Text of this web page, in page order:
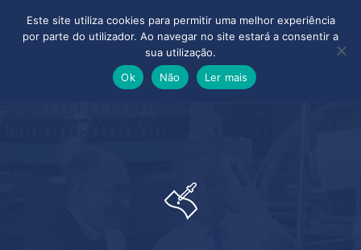
Este site utiliza cookies para permitir uma melhor experiência
por parte do utilizador. Ao navegar no site estará a consentir a
sua utilização.
Ok
Não Ler mais